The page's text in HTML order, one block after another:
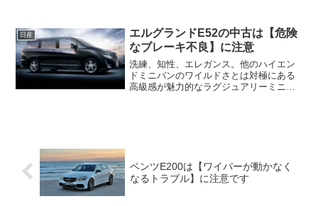
日産
エルグランドE52の中古は【危険
なブレーキ不良】に注意
洗練、知性、エレガンス。他のハイエン
ドミニバンのワイルドさとは対極にある
高級感が魅力的なラグジュアリーミニバ
ベンツE200は【ワイパーが動かなく
なるトラブル】に注意です